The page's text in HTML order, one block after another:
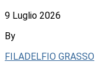
9 Luglio 2026
By
FILADELFIO GRASSO